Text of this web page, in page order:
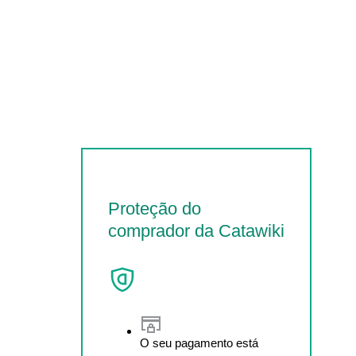
Proteção do
comprador da Catawiki
O seu pagamento está